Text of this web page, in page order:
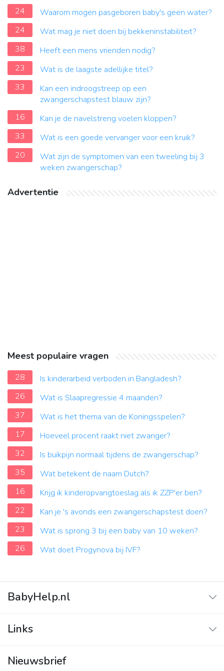
24
Waarom mogen pasgeboren baby's geen water?
24
Wat mag je niet doen bij bekkeninstabiliteit?
38
Heeft een mens vrienden nodig?
23
Wat is de laagste adellijke titel?
33
Kan een indroogstreep op een
zwangerschapstest blauw zijn?
16
Kan je de navelstreng voelen kloppen?
33
Wat is een goede vervanger voor een kruik?
20
Wat zijn de symptomen van een tweeling bij 3
weken zwangerschap?
Advertentie
Meest populaire vragen
28
Is kinderarbeid verboden in Bangladesh?
26
Wat is Slaapregressie 4 maanden?
37
Wat is het thema van de Koningsspelen?
17
Hoeveel procent raakt niet zwanger?
32
Is buikpijn normaal tijdens de zwangerschap?
35
Wat betekent de naam Dutch?
16
Krijg ik kinderopvangtoeslag als ik ZZP'er ben?
22
Kan je 's avonds een zwangerschapstest doen?
23
Wat is sprong 3 bij een baby van 10 weken?
26
Wat doet Progynova bij IVF?
BabyHelp.nl
Vraag & Antwoord
Links
Contact
Nieuwsbrief